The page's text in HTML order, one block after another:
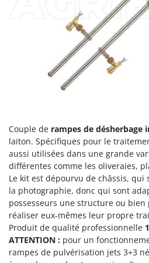
Désherbeurs thermiques et
Déshumidificateurs
Draineuses
Échelles en aluminium
Effaroucheurs d'oiseaux
Égreneuses à maïs
Électropompes pour la
Éleveuses artificielles pour
Enfouisseurs de pierres
Enrouleurs de filets pour
Épareuses pour tracteur
Épépineuses
Équipements de protection
C.EL.ME.
Campingaz
Castelgarden
Castellari
Ceccato Olindo
Char-Broil
Classe
Clementi
Cofra
Couple de rampes de désherbage
laiton. Spécifiques pour le
aussi utilisées dans une grande
différentes comme les oliveraies,
Le kit est dépourvu de châssis,
la photographie, donc qui sont
possesseurs une structure ou
réaliser eux-mêmes leur propre
Produit de qualité professionnelle
ATTENTION : pour un
rampes de pulvérisation jets 3+3